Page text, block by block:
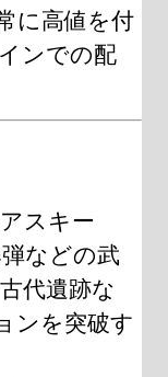
に高値を付
ンでの配
スキー
などの武
代遺跡な
ンを突破す